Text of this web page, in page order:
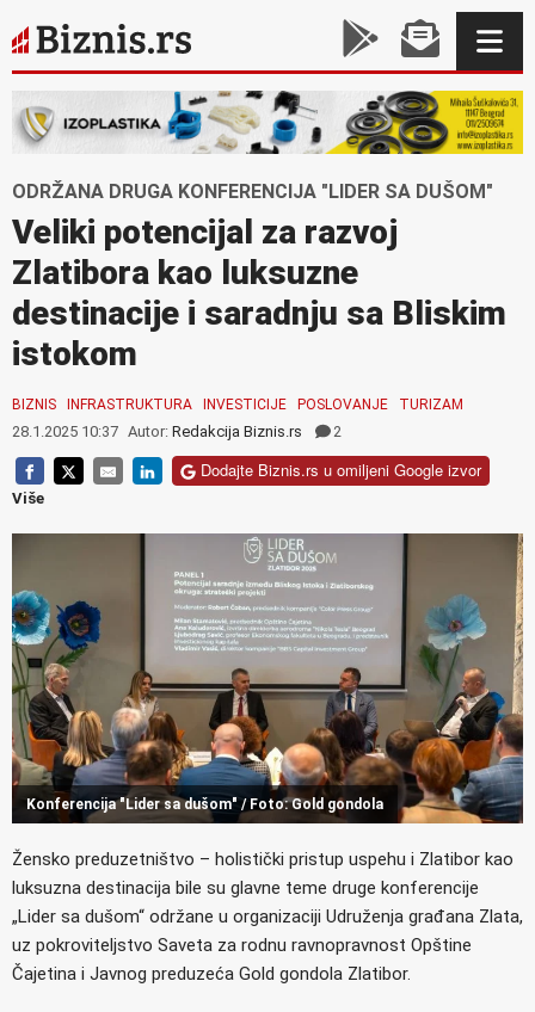
ODRŽANA DRUGA KONFERENCIJA "LIDER SA DUŠOM"
Veliki potencijal za razvoj
Zlatibora kao luksuzne
destinacije i saradnju sa Bliskim
istokom
BIZNIS INFRASTRUKTURA INVESTICIJE POSLOVANJE TURIZAM
28.1.2025 10:37 Autor: Redakcija Biznis.rs 2
Dodajte Biznis.rs u omiljeni Google izvor
Više
Konferencija "Lider sa dušom" / Foto: Gold gondola
Žensko preduzetništvo – holistički pristup uspehu i Zlatibor kao
luksuzna destinacija bile su glavne teme druge konferencije
„Lider sa dušom“ održane u organizaciji Udruženja građana Zlata,
uz pokroviteljstvo Saveta za rodnu ravnopravnost Opštine
Čajetina i Javnog preduzeća Gold gondola Zlatibor.